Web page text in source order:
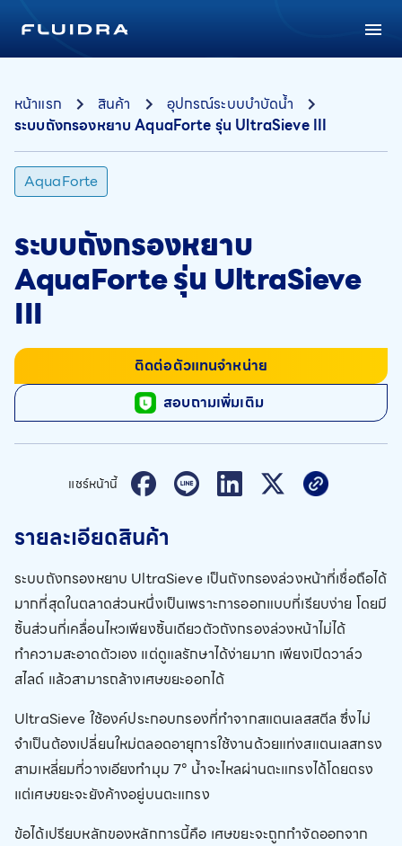
หน้าแรก สินค้า
อุปกรณ์ระบบบำบัดน้ำ
ระบบถังกรองหยาบ AquaForte รุ่น UltraSieve III
AquaForte
ระบบถังกรองหยาบ
AquaForte รุ่น UltraSieve
III
ติดต่อตัวแทนจำหน่าย
สอบถามเพิ่มเติม
แชร์หน้านี้
รายละเอียดสินค้า
ระบบถังกรองหยาบ UltraSieve เป็นถังกรองล่วงหน้าที่เชื่อถือได้
มากที่สุดในตลาดส่วนหนึ่งเป็นเพราะการออกแบบที่เรียบง่าย โดยมี
ชิ้นส่วนที่เคลื่อนไหวเพียงชิ้นเดียวตัวถังกรองล่วงหน้าไม่ได้
ทำความสะอาดตัวเอง แต่ดูแลรักษาได้ง่ายมาก เพียงเปิดวาล์ว
สไลด์ แล้วสามารถล้างเศษขยะออกได้
UltraSieve ใช้องค์ประกอบกรองที่ทำจากสแตนเลสสตีล ซึ่งไม่
จำเป็นต้องเปลี่ยนใหม่ตลอดอายุการใช้งานด้วยแท่งสแตนเลสทรง
สามเหลี่ยมที่วางเอียงทำมุม 7° น้ำจะไหลผ่านตะแกรงได้โดยตรง
แต่เศษขยะจะยังค้างอยู่บนตะแกรง
ข้อได้เปรียบหลักของหลักการนี้คือ เศษขยะจะถูกกำจัดออกจาก